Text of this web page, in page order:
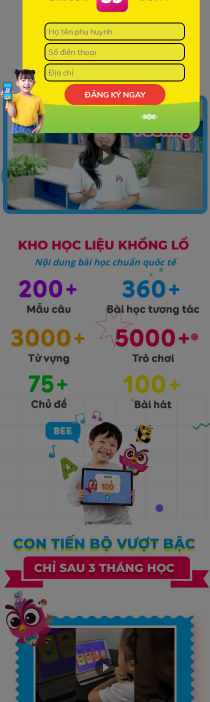
KHO HỌC LIỆU KHỔNG LỒ
Nội dung bài học chuẩn quốc tế
CON TIẾN BỘ VƯỢT BẬC
CHỈ SAU 3 THÁNG HỌC
ĐĂNG KÝ NGAY